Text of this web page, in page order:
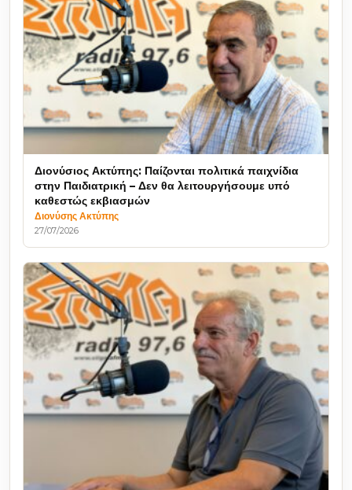
Διονύσιος Ακτύπης: Παίζονται πολιτικά παιχνίδια
στην Παιδιατρική – Δεν θα λειτουργήσουμε υπό
καθεστώς εκβιασμών
Διονύσης Ακτύπης
27/07/2026